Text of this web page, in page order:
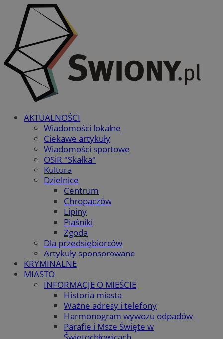
AKTUALNOŚCI
Wiadomości lokalne
Ciekawe artykuły
Wiadomości sportowe
OSiR "Skałka"
Kultura
Dzielnice
Centrum
Chropaczów
Lipiny
Piaśniki
Zgoda
Dla przedsiębiorców
Artykuły sponsorowane
KRYMINALNE
MIASTO
INFORMACJE O MIEŚCIE
Historia miasta
Ważne adresy i telefony
Harmonogram wywozu odpadów
Parafie i Msze Święte w